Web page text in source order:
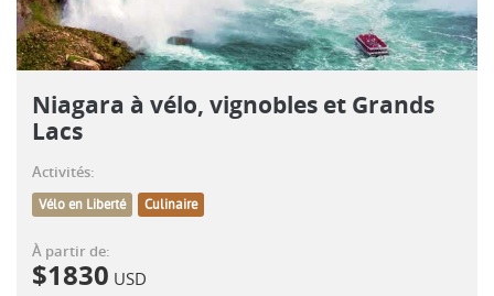
Niagara à vélo, vignobles et Grands
Lacs
Activités:
Vélo en Liberté Culinaire
À partir de:
$1830 USD